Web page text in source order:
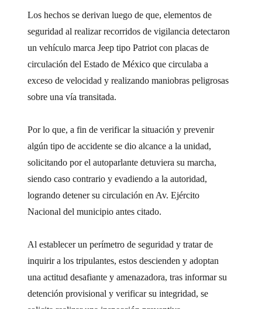
Los hechos se derivan luego de que, elementos de
seguridad al realizar recorridos de vigilancia detectaron
un vehículo marca Jeep tipo Patriot con placas de
circulación del Estado de México que circulaba a
exceso de velocidad y realizando maniobras peligrosas
sobre una vía transitada.
Por lo que, a fin de verificar la situación y prevenir
algún tipo de accidente se dio alcance a la unidad,
solicitando por el autoparlante detuviera su marcha,
siendo caso contrario y evadiendo a la autoridad,
logrando detener su circulación en Av. Ejército
Nacional del municipio antes citado.
Al establecer un perímetro de seguridad y tratar de
inquirir a los tripulantes, estos descienden y adoptan
una actitud desafiante y amenazadora, tras informar su
detención provisional y verificar su integridad, se